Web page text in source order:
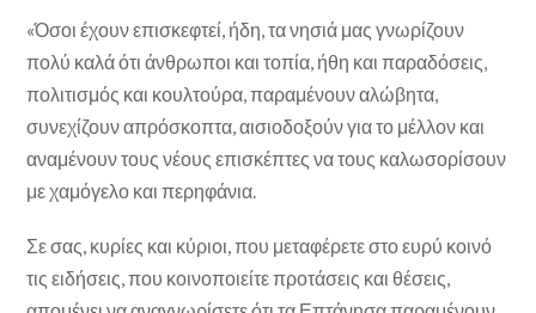
«Όσοι έχουν επισκεφτεί, ήδη, τα νησιά μας γνωρίζουν
πολύ καλά ότι άνθρωποι και τοπία, ήθη και παραδόσεις,
πολιτισμός και κουλτούρα, παραμένουν αλώβητα,
συνεχίζουν απρόσκοπτα, αισιοδοξούν για το μέλλον και
αναμένουν τους νέους επισκέπτες να τους καλωσορίσουν
με χαμόγελο και περηφάνια.
Σε σας, κυρίες και κύριοι, που μεταφέρετε στο ευρύ κοινό
τις ειδήσεις, που κοινοποιείτε προτάσεις και θέσεις,